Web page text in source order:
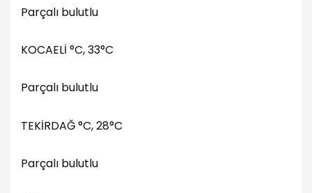
Parçalı bulutlu
KOCAELİ °C, 33°C
Parçalı bulutlu
TEKİRDAĞ °C, 28°C
Parçalı bulutlu